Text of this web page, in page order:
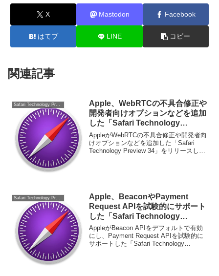
X Mastodon Facebook
はてブ LINE コピー
関連記事
Safari Technology Preview
Apple、WebRTCの不具合修正や
開発者向けオプションなどを追加
した「Safari Technology
Preview 34」をリリース。
AppleがWebRTCの不具合修正や開発者向
けオプションなどを追加した「Safari
Technology Preview 34」をリリースして
Safari Technology Preview
Apple、BeaconやPayment
Request APIを試験的にサポート
した「Safari Technology
Preview 38」をリリース。
AppleがBeacon APIをデフォルトで有効
にし、Payment Request APIを試験的に
サポートした「Safari Technology